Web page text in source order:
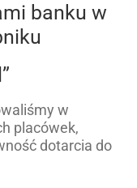
banku w
w
placówek,
dotarcia do